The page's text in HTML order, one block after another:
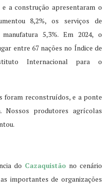
a construção apresentaram o
8,2%, os serviços de
5,3%. Em 2024, o
entre 67 nações no Índice de
Internacional para o
foram reconstruídos, e a ponte
produtores agrícolas
do Cazaquistão no cenário
importantes de organizações